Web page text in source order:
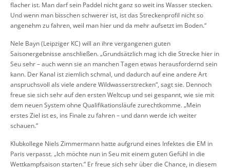
flacher ist. Man darf sein Paddel nicht ganz so weit ins Wasser stecken.
Und wenn man bisschen schwerer ist, ist das Streckenprofil nicht so
angenehm zu fahren, weil man hier und da mehr aufsetzt im Boden.“
Nele Bayn (Leipziger KC) will an ihre vergangenen guten
Saisonergebnisse anschließen. „Grundsätzlich mag ich die Strecke hier in
Seu sehr – auch wenn sie an manchen Tagen etwas herausfordernd sein
kann. Der Kanal ist ziemlich schmal, und dadurch auf eine andere Art
anspruchsvoll als viele andere Wildwasserstrecken“, sagt sie. Dennoch
freue sie sich sehr auf den ersten Weltcup und sei gespannt, wie sie mit
dem neuen System ohne Qualifikationsläufe zurechtkomme. „Mein
erstes Ziel ist es, ins Finale zu fahren – und dann werde ich weiter
schauen.“
Klubkollege Niels Zimmermann hatte aufgrund eines Infektes die EM in
Paris verpasst. „Ich möchte nun in Seu mit einem guten Gefühl in die
Wettkampfsaison starten.“ Er freue sich sehr über die Chance, in diesem